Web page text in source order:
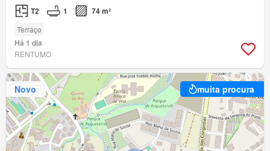
T2 1 74 m²
Terraço
Há 1 dia
RENTUMO
Novo muita procura